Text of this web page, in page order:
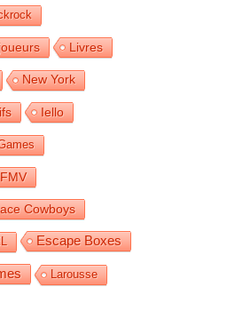
Livres
New York
Iello
FMV
Cowboys
Escape Boxes
Larousse